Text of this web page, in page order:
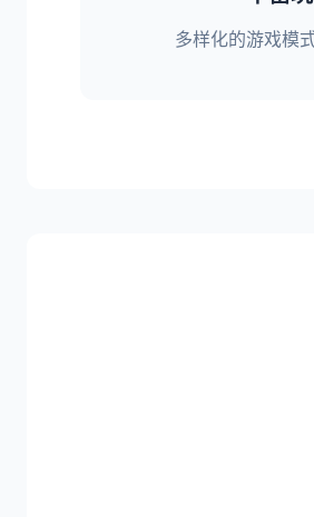
多样化的游戏模